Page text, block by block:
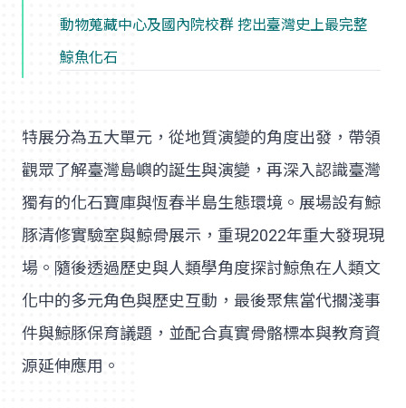
動物蒐藏中心及國內院校群 挖出臺灣史上最完整
鯨魚化石
特展分為五大單元，從地質演變的角度出發，帶領
觀眾了解臺灣島嶼的誕生與演變，再深入認識臺灣
獨有的化石寶庫與恆春半島生態環境。展場設有鯨
豚清修實驗室與鯨骨展示，重現2022年重大發現現
場。隨後透過歷史與人類學角度探討鯨魚在人類文
化中的多元角色與歷史互動，最後聚焦當代擱淺事
件與鯨豚保育議題，並配合真實骨骼標本與教育資
源延伸應用。